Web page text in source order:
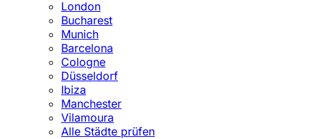
London
Bucharest
Munich
Barcelona
Cologne
Düsseldorf
Ibiza
Manchester
Vilamoura
Alle Städte prüfen